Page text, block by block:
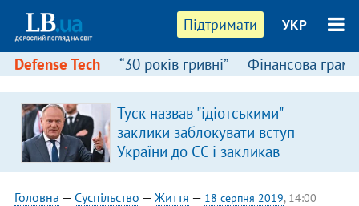
Підтримати УКР
Defense Tech “30 років гривні” Фінансова
Туск назвав "ідіотськими"
заклики заблокувати вступ
України до ЄС і закликав
припинити антиукраїнську
риторику
Головна — Суспільство — Життя — 18 серпня 2019, 14:00